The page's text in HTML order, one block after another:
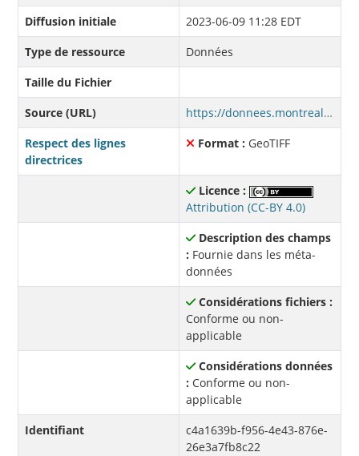
Diffusion initiale
2023-06-09 11:28 EDT
Type de ressource
Données
Taille du Fichier
Source (URL)
https://donnees.montreal.ca/fr/dataset/8e0625c0-c013-40d1-a4f7-5f4ba0c59f48/resource/c4a1639b-f956-4e43-876e-26e3a7fb8c22/download/surfaces-minerales-vegetales-2022-orthophoto-arrondissement-ville-marie.zip
Respect des lignes
directrices
Format : GeoTIFF
Licence :
Attribution (CC-BY 4.0)
Description des champs
: Fournie dans les méta-
données
Considérations fichiers :
Conforme ou non-
applicable
Considérations données
: Conforme ou non-
applicable
Identifiant
c4a1639b-f956-4e43-876e-
26e3a7fb8c22